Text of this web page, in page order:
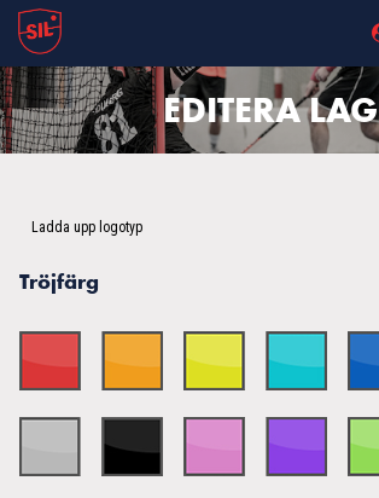
EDITERA LAG
Ladda upp logotyp
Tröjfärg